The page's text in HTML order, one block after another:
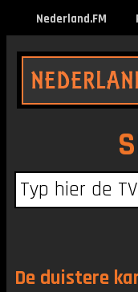
Nederland.FM
De duistere